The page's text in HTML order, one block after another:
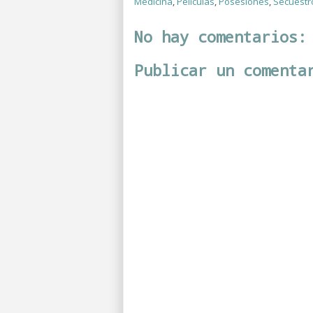
No hay comentarios:
Publicar un